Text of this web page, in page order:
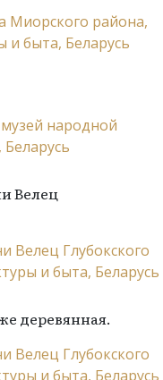
Велец
деревянная.